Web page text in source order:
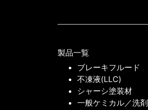
製品一覧
ブレーキフルード
不凍液(LLC)
シャーシ塗装材
一般ケミカル／洗剤